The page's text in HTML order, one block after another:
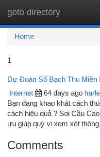
goto directory
Home
1
Dự Đoán Số Bạch Thu Miền
Internet 64 days ago
Bạn đang khao khát cách
cách hiệu quả ? Soi Cầu
ưu giúp quý vị xem xét
Comments